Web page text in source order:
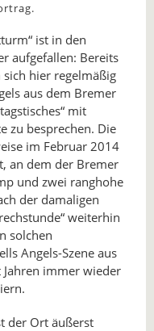
ist in den
aufgefallen: Bereits
hier regelmäßig
aus dem Bremer
mit
zu besprechen. Die
im Februar 2014
an dem der Bremer
und zwei ranghohe
der damaligen
weiterhin
solchen
Angels-Szene aus
immer wieder
der Ort äußerst